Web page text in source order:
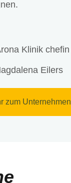
Eilers
zum Unternehmen